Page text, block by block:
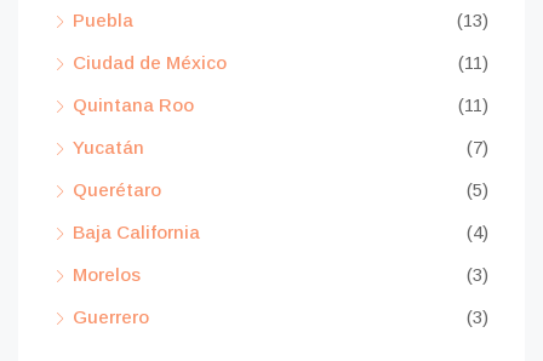
Puebla (13)
Ciudad de México (11)
Quintana Roo (11)
Yucatán (7)
Querétaro (5)
Baja California (4)
Morelos (3)
Guerrero (3)